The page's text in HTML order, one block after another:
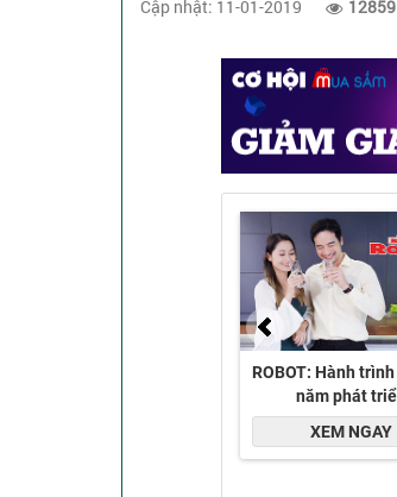
Cập nhật: 11-01-2019 12859